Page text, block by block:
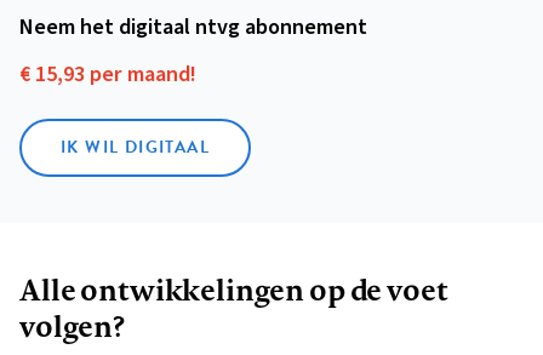
Neem het digitaal ntvg abonnement
€ 15,93 per maand!
IK WIL DIGITAAL
Alle ontwikkelingen op de voet
volgen?